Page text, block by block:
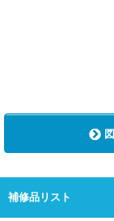
補修品リスト